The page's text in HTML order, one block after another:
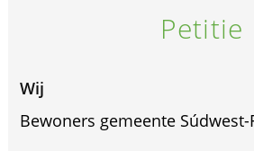
Petitie
Wij
Bewoners gemeente Súdwest-